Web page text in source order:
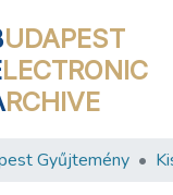
UDAPEST
LECTRONIC
RCHIVE
Gyűjtemény